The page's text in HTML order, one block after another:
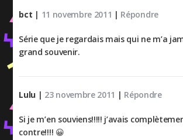
bct | 11 novembre 2011 | Répondre
Série que je regardais mais qui ne m’a
grand souvenir.
Lulu | 23 novembre 2011 | Répondre
Si je m’en souviens!!!!! j’avais
contre!!!! 😀